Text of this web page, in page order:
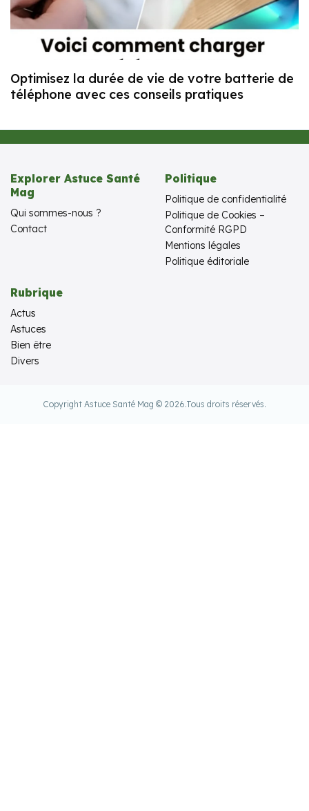
Optimisez la durée de vie de votre batterie de
téléphone avec ces conseils pratiques
Explorer Astuce Santé
Mag
Qui sommes-nous ?
Contact
Politique
Politique de confidentialité
Politique de Cookies –
Conformité RGPD
Mentions légales
Politique éditoriale
Rubrique
Actus
Astuces
Bien être
Divers
Copyright Astuce Santé Mag © 2026.Tous droits réservés.